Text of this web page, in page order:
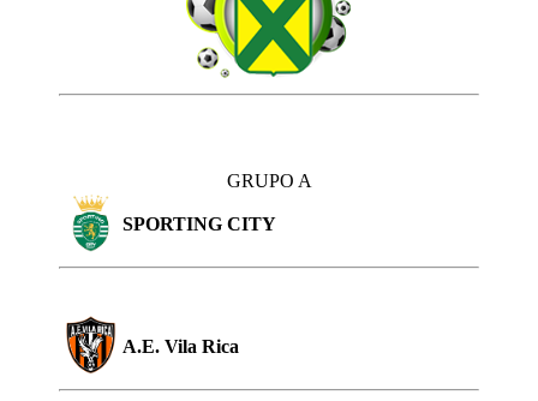
GRUPO A
SPORTING CITY
A.E. Vila Rica